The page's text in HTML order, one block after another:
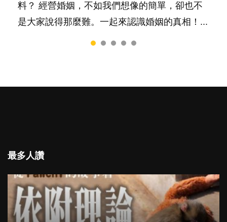
料？ 經營婚姻，不如我們想像的簡單，卻也不
是大家說得那麼難。一起來認識婚姻的真相！...
的社會，他們彷彿如魚得水；那些愛靜靜觀察、
一個人默默耕耘的孩子呢？卻會讓父母擔心，擔
心內向的孩子將不能適應急速變他的世界。內向
合我們以往製作過的相關短片。 這段路讓我們
跟你同行～...
非？聽聽專家怎樣說，解開語言學習的迷思～...
一，還是魚與熊掌，不能兼得？...
最多人讚